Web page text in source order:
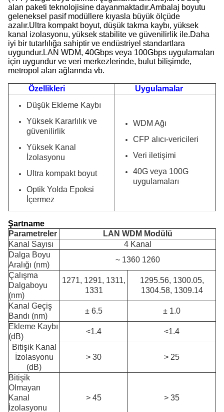
alan paketi teknolojisine dayanmaktadır.Ambalaj boyutu
geleneksel pasif modüllere kıyasla büyük ölçüde
azalır.Ultra kompakt boyut, düşük takma kaybı, yüksek
kanal izolasyonu, yüksek stabilite ve güvenilirlik ile.Daha
iyi bir tutarlılığa sahiptir ve endüstriyel standartlara
uygundur.LAN WDM, 40Gbps veya 100Gbps uygulamaları
için uygundur ve veri merkezlerinde, bulut bilişimde,
metropol alan ağlarında vb.
Özellikleri
Uygulamalar
Düşük Ekleme Kaybı
Yüksek Kararlılık ve
güvenilirlik
Yüksek Kanal
İzolasyonu
Ultra kompakt boyut
Optik Yolda Epoksi
İçermez
WDM Ağı
CFP alıcı-vericileri
Veri iletişimi
40G veya 100G
uygulamaları
Şartname
Parametreler
LAN WDM Modülü
Kanal Sayısı
4 Kanal
Dalga Boyu
Aralığı (nm)
~ 1360 1260
Çalışma
Dalgaboyu
(nm)
1271, 1291, 1311,
1331
1295.56, 1300.05,
1304.58, 1309.14
Kanal Geçiş
Bandı (nm)
± 6.5
± 1.0
Ekleme Kaybı
(dB)
<1.4
<1.4
Bitişik Kanal
İzolasyonu
(dB)
> 30 > 25
Bitişik
Olmayan
Kanal
İzolasyonu
> 45 > 35